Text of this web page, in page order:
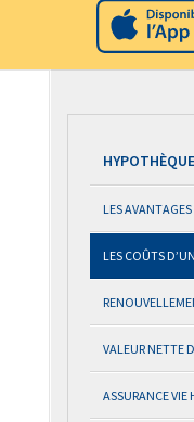
LES
LES COÛTS
VALEUR NETTE
ASSURANCE VIE